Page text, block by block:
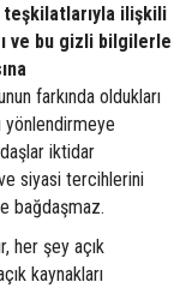
ilişkili
ve bu gizli bilgilerle
farkında oldukları
iktidar
siyasi tercihlerini
bağdaşmaz.
her şey açık
kaynakları